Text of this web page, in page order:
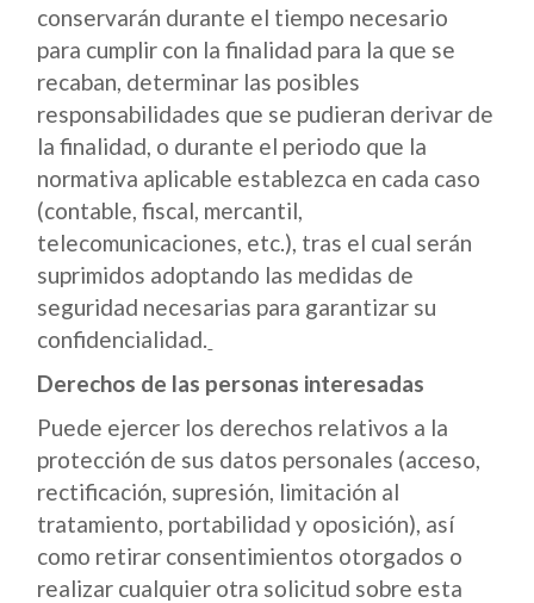
conservarán durante el tiempo necesario
para cumplir con la finalidad para la que se
recaban, determinar las posibles
responsabilidades que se pudieran derivar de
la finalidad, o durante el periodo que la
normativa aplicable establezca en cada caso
(contable, fiscal, mercantil,
telecomunicaciones, etc.), tras el cual serán
suprimidos adoptando las medidas de
seguridad necesarias para garantizar su
confidencialidad.
Derechos de las personas interesadas
Puede ejercer los derechos relativos a la
protección de sus datos personales (acceso,
rectificación, supresión, limitación al
tratamiento, portabilidad y oposición), así
como retirar consentimientos otorgados o
realizar cualquier otra solicitud sobre esta